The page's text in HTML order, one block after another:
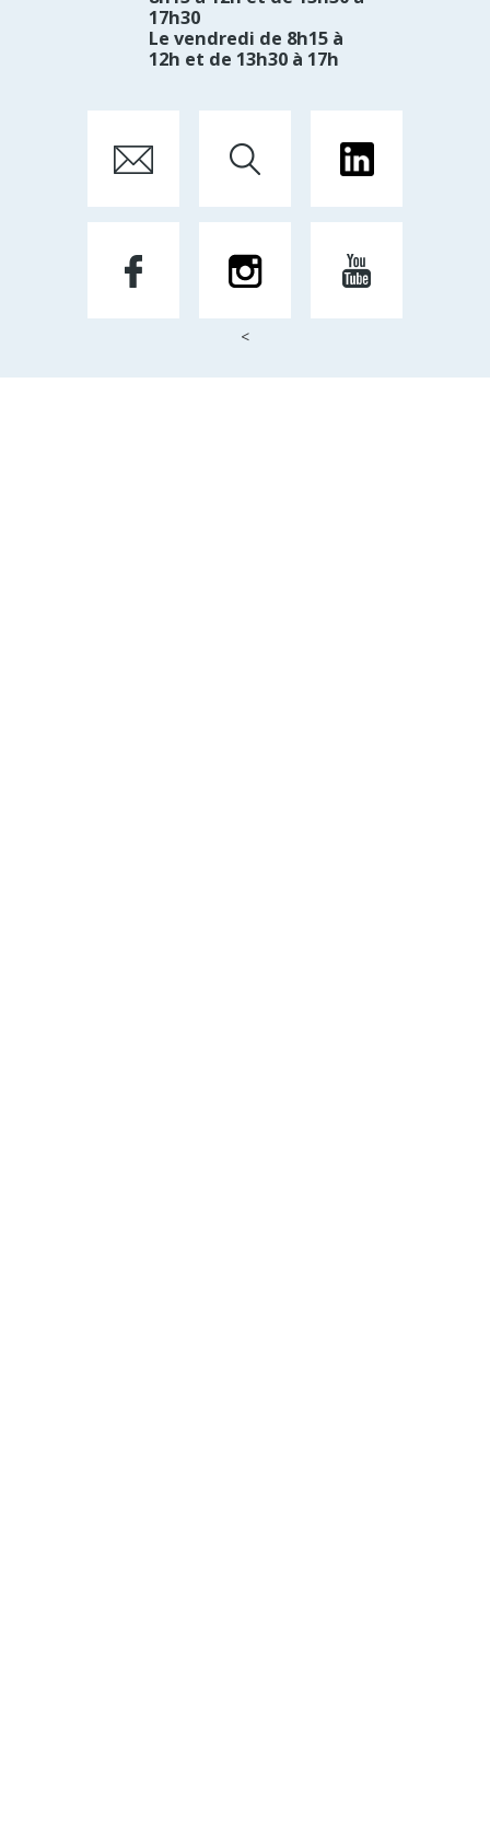
17h30
Le vendredi de 8h15 à
12h et de 13h30 à 17h
<